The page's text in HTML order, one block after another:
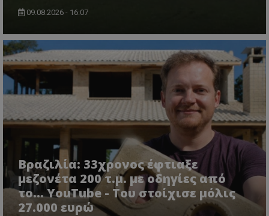
09.08.2026 - 16:07
Βραζιλία: 33χρονος έφτιαξε
μεζονέτα 200 τ.μ. με οδηγίες από
το... YouTube - Του στοίχισε μόλις
27.000 ευρώ